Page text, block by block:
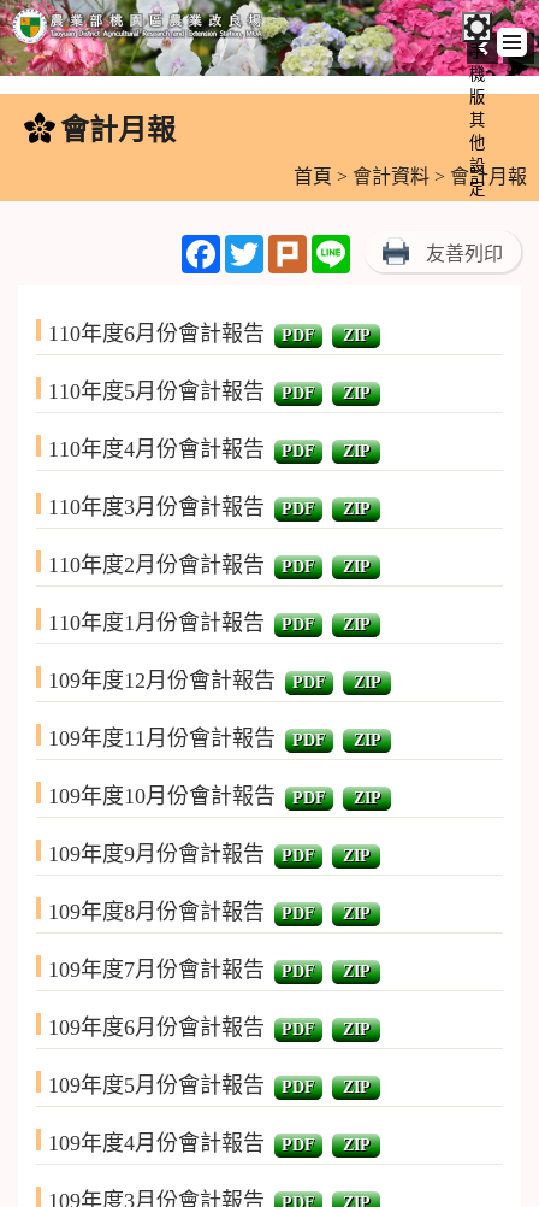
跳
內
手
機
版
其
他
設
定
會計月報
首頁 > 會計資料 > 會計月報
FacebookTwitterPlurk Line 友善列印
110年度6月份會計報告 PDF ZIP
110年度5月份會計報告 PDF ZIP
110年度4月份會計報告 PDF ZIP
110年度3月份會計報告 PDF ZIP
110年度2月份會計報告 PDF ZIP
110年度1月份會計報告 PDF ZIP
109年度12月份會計報告 PDF ZIP
109年度11月份會計報告 PDF ZIP
109年度10月份會計報告 PDF ZIP
109年度9月份會計報告 PDF ZIP
109年度8月份會計報告 PDF ZIP
109年度7月份會計報告 PDF ZIP
109年度6月份會計報告 PDF ZIP
109年度5月份會計報告 PDF ZIP
109年度4月份會計報告 PDF ZIP
109年度3月份會計報告 PDF ZIP